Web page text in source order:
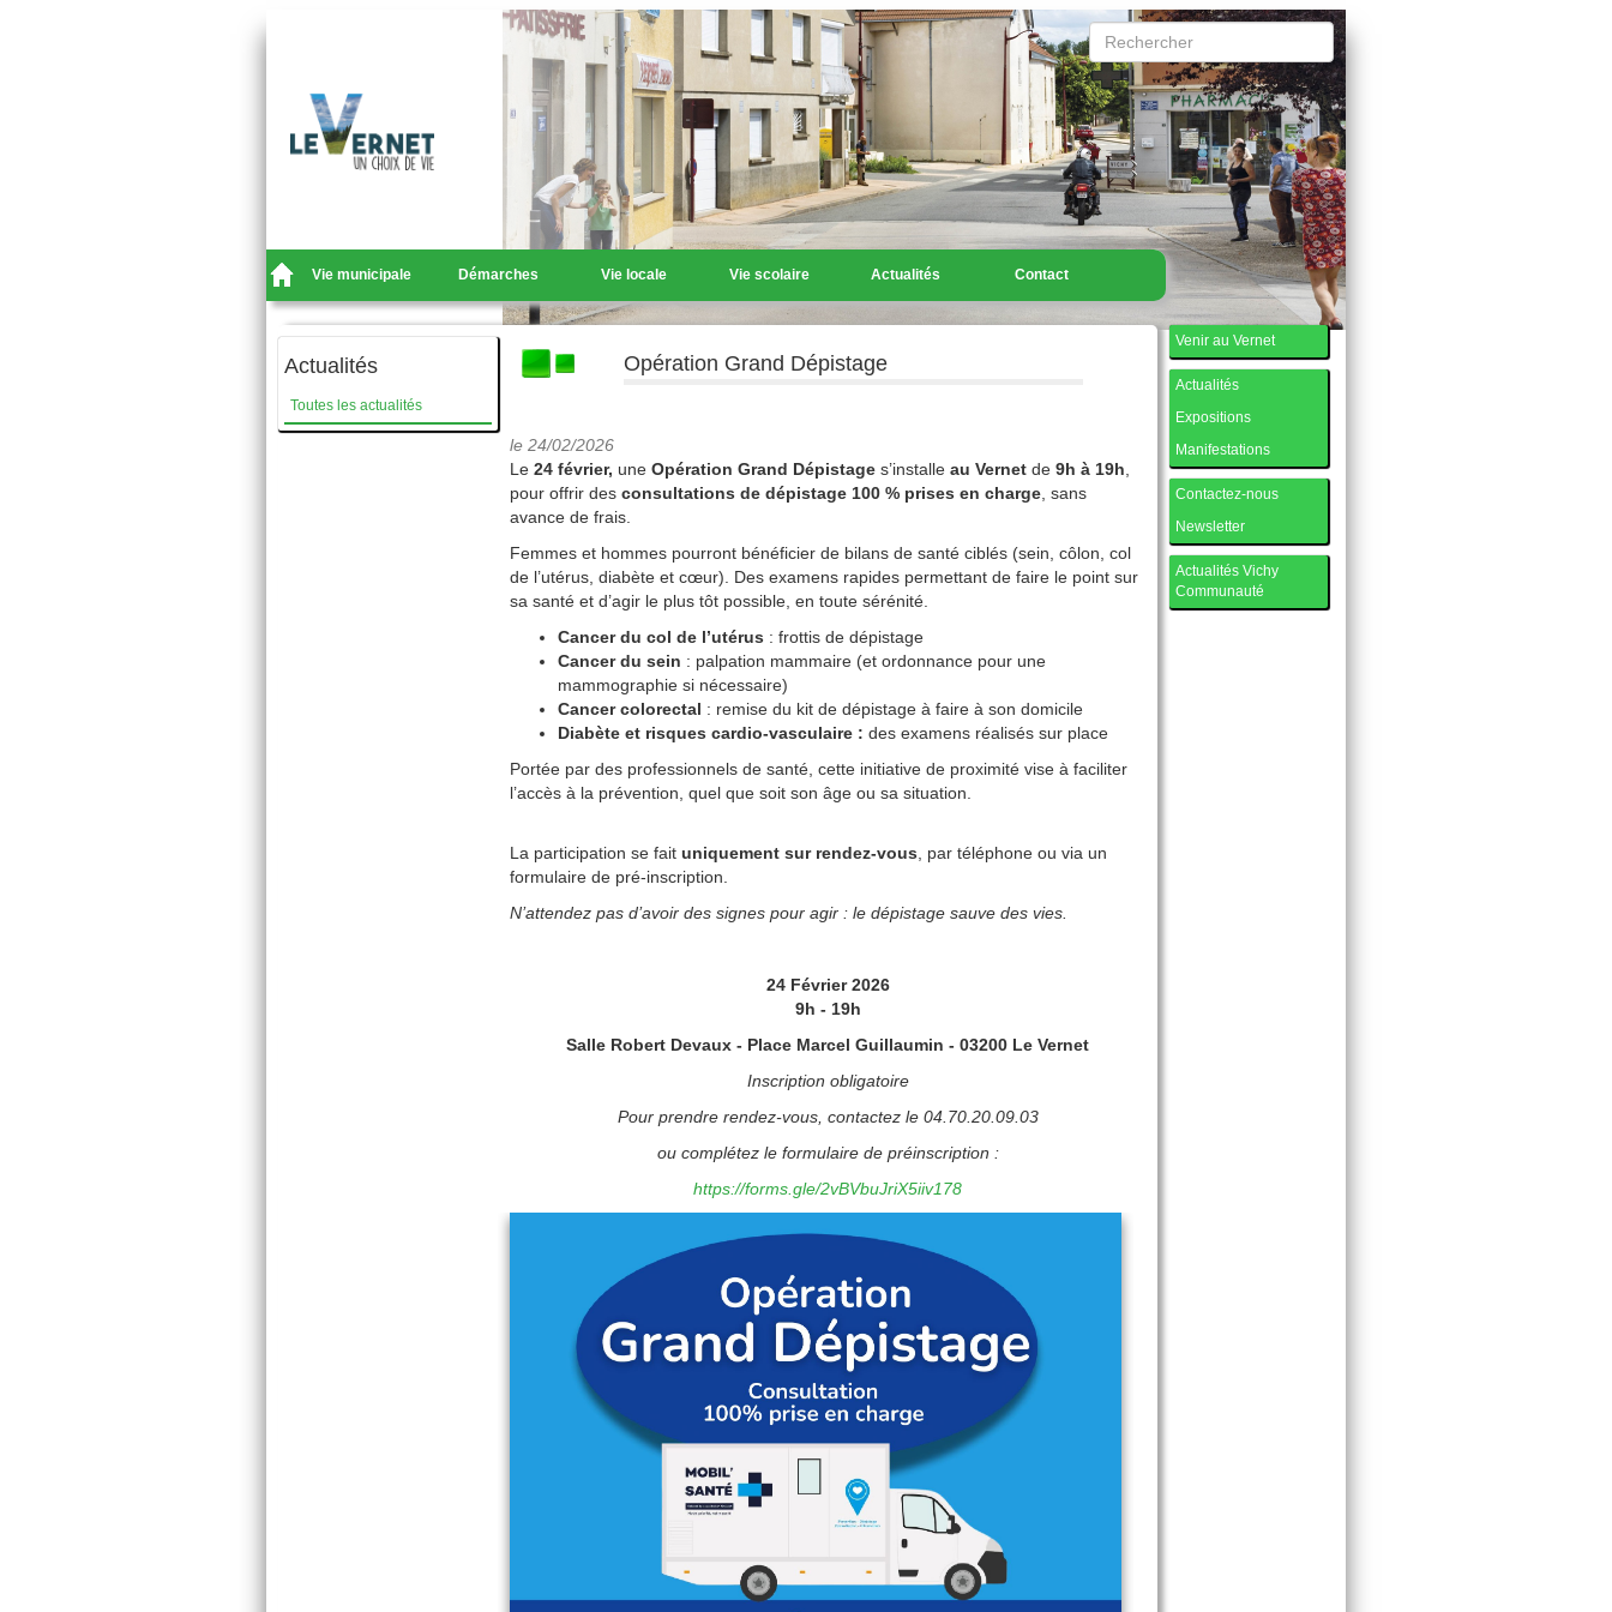
Vie municipale Démarches Vie locale Vie scolaire Actualités Contact
Actualités
Toutes les actualités
Opération Grand Dépistage
le 24/02/2026
Le24 février, uneOpération Grand Dépistage s’installeau Vernetde9h à 19h
pour offrir desconsultations de dépistage 100 % prises en charge , sans
avance de frais.
Femmes et hommes pourront bénéficier de bilans de santé ciblés (sein, côlon, col
de l’utérus, diabète et cœur). Des examens rapides permettant de faire le point sur
sa santé et d’agir le plus tôt possible, en toute sérénité.
Cancer du col de l’utérus : frottis de dépistage
Cancer du sein : palpation mammaire (et ordonnance pour une
mammographie si nécessaire)
Cancer colorectal : remise du kit de dépistage à faire à son domicile
Diabète et risques cardio-vasculaire :des examens réalisés sur place
Portée par des professionnels de santé, cette initiative de proximité vise à faciliter
l’accès à la prévention, quel que soit son âge ou sa situation.
La participation se faituniquement sur rendez-vous , par téléphone ou via un
formulaire de pré-inscription.
N’attendez pas d’avoir des signes pour agir : le dépistage sauve des vies.
24 Février 2026
9h - 19h
Salle Robert Devaux - Place Marcel Guillaumin - 03200 Le Vernet
Inscription obligatoire
Pour prendre rendez-vous, contactez le 04.70.20.09.03
ou complétez le formulaire de préinscription :
https://forms.gle/2vBVbuJriX5iiv178
Venir au Vernet
Actualités
Expositions
Manifestations
Contactez-nous
Newsletter
Actualités Vichy
Communauté